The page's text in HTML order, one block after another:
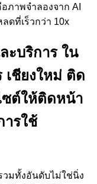
ภาพจำลองจาก AI
ดที่เร็วกว่า 10x
ะบริการ ใน
เชียงใหม่ ติด
ซต์ให้ติดหน้า
รใช้
วมทั้งอันดับไม่ใช่นิ่ง